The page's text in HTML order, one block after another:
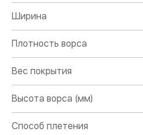
Ширина
Плотность ворса
Вес покрытия
Высота ворса (мм)
Способ плетения